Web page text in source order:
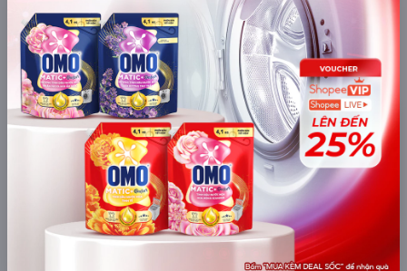
Xem khuyến mãi
Chi tiết
LỊCH CHIẾU BÌNH LUẬN ĐÁNH GIÁ TIN TỨC
HỆ THỐNG RẠP